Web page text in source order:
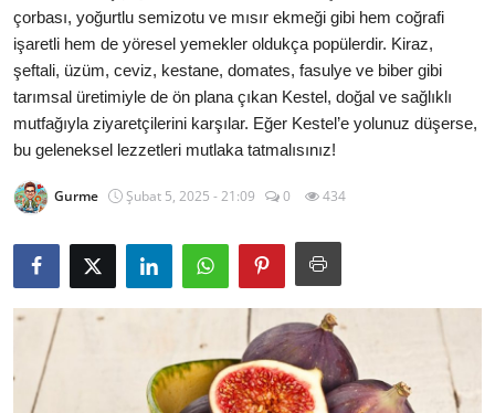
Şehirler
Helal Gıda & Dini Hükümler
Gıda Güvenliği & Bilimi
Kalori & Diyet Rehberi
Mutfak Püf Noktaları & İpuçları
Mekan & Lezzet Rotaları
Temel Gıda ve Ürün Rehberleri
İçecek Kültürü & Barista
çorbası, yoğurtlu semizotu ve mısır ekmeği gibi hem coğrafi
işaretli hem de yöresel yemekler oldukça popülerdir. Kiraz,
şeftali, üzüm, ceviz, kestane, domates, fasulye ve biber gibi
tarımsal üretimiyle de ön plana çıkan Kestel, doğal ve sağlıklı
mutfağıyla ziyaretçilerini karşılar. Eğer Kestel’e yolunuz düşerse,
bu geleneksel lezzetleri mutlaka tatmalısınız!
Gurme Şubat 5, 2025 - 21:09 0 434